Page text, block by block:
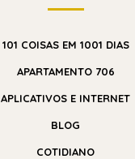
101 COISAS EM 1001 DIAS
APARTAMENTO 706
APLICATIVOS E INTERNET
BLOG
COTIDIANO